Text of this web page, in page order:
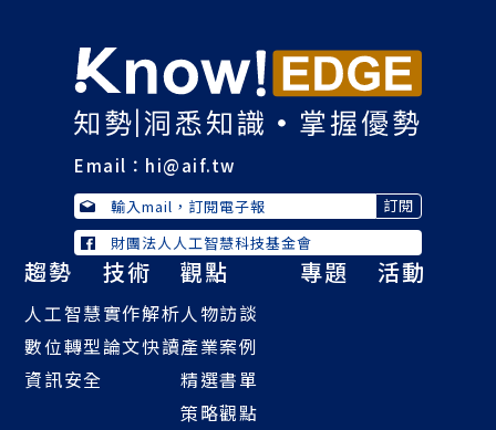
Email： hi@aif.tw
財團法人人工智慧科技基金會
趨勢
人工智慧
數位轉型
資訊安全
技術
實作解析
論文快讀
觀點
人物訪談
產業案例
精選書單
策略觀點
專題 活動